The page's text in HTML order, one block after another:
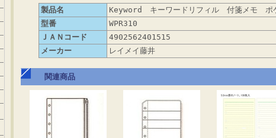
製品名
Keyword キーワードリフィル 付箋メモ ポ
型番
WPR310
ＪＡＮコード
4902562401515
メーカー
レイメイ藤井
関連商品